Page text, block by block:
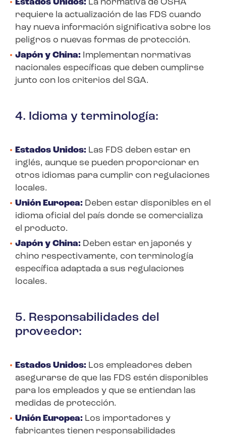
Estados Unidos: La normativa de OSHA
requiere la actualización de las FDS cuando
hay nueva información significativa sobre los
peligros o nuevas formas de protección.
Japón y China: Implementan normativas
nacionales específicas que deben cumplirse
junto con los criterios del SGA.
4. Idioma y terminología:
Estados Unidos: Las FDS deben estar en
inglés, aunque se pueden proporcionar en
otros idiomas para cumplir con regulaciones
locales.
Unión Europea: Deben estar disponibles en el
idioma oficial del país donde se comercializa
el producto.
Japón y China: Deben estar en japonés y
chino respectivamente, con terminología
específica adaptada a sus regulaciones
locales.
5. Responsabilidades del
proveedor:
Estados Unidos: Los empleadores deben
asegurarse de que las FDS estén disponibles
para los empleados y que se entiendan las
medidas de protección.
Unión Europea: Los importadores y
fabricantes tienen responsabilidades